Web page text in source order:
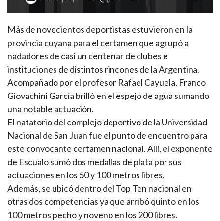
Más de novecientos deportistas estuvieron en la
provincia cuyana para el certamen que agrupó a
nadadores de casi un centenar de clubes e
instituciones de distintos rincones de la Argentina.
Acompañado por el profesor Rafael Cayuela, Franco
Giovachini García brilló en el espejo de agua sumando
una notable actuación.
El natatorio del complejo deportivo de la Universidad
Nacional de San Juan fue el punto de encuentro para
este convocante certamen nacional. Allí, el exponente
de Escualo sumó dos medallas de plata por sus
actuaciones en los 50 y 100 metros libres.
Además, se ubicó dentro del Top Ten nacional en
otras dos competencias ya que arribó quinto en los
100 metros pecho y noveno en los 200 libres.